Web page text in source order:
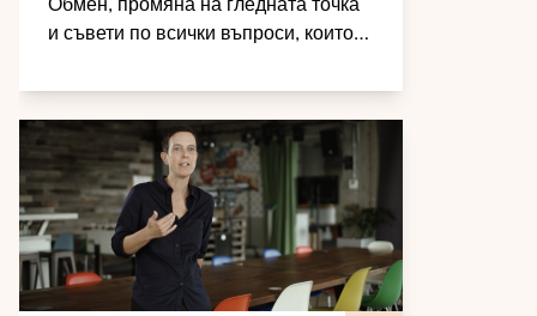
и съвети по всички въпроси, които